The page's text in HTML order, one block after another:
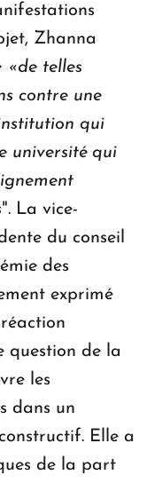
Zhanna
«de telles
contre une
qui
université qui
". La vice-
du conseil
des
exprimé
question de la
les
dans un
Elle a
de la part